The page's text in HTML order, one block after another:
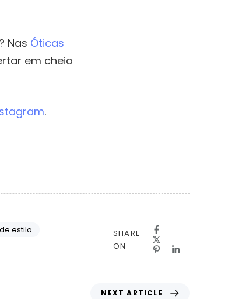
Nas Óticas
em cheio
.
estilo
SHARE
ON
NEXT ARTICLE